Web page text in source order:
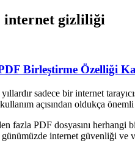
internet gizliliği
Birleştirme Özelliği
sadece bir internet
açısından oldukça
fazla PDF dosyasını
günümüzde internet güvenliği